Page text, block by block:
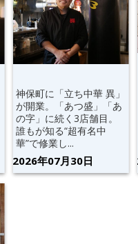
神保町に「立ち中華 異」
が開業。「あつ盛」「あ
の字」に続く3店舗目。
誰もが知る“超有名中
華”で修業し...
2026年07月30日